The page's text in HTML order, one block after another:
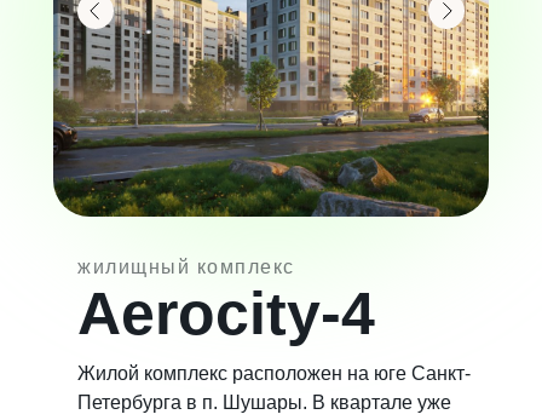
Жилой комплекс расположен на юге Санкт-
Петербурга в п. Шушары. В квартале уже
жилищный комплекс
Aerocity-4